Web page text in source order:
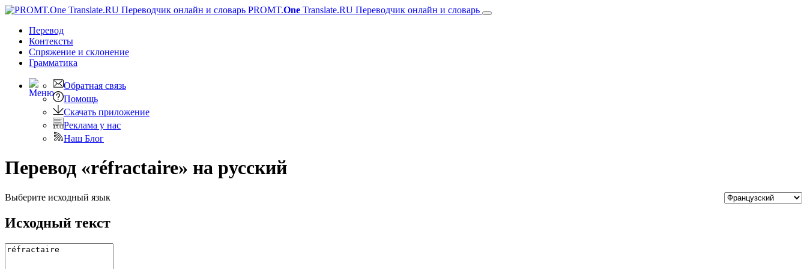
PROMT.One Translate.RU Переводчик онлайн и словарь
Перевод
Контексты
Спряжение и склонение
Грамматика
Обратная связь
Помощь
Скачать приложение
Реклама у нас
Наш Блог
Перевод «réfractaire» на русский
Выберите исходный язык
Исходный текст